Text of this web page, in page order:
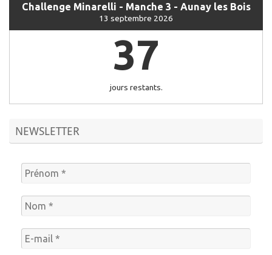
Challenge Minarelli - Manche 3 - Aunay les Bois
13 septembre 2026
37
jours restants.
NEWSLETTER